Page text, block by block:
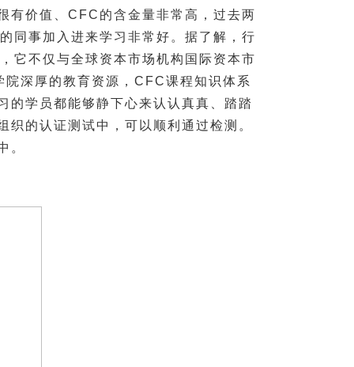
有价值、CFC的含金量非常高，过去两
同事加入进来学习非常好。据了解，行
它不仅与全球资本市场机构国际资本市
深厚的教育资源，CFC课程知识体系
的学员都能够静下心来认认真真、踏踏
的认证测试中，可以顺利通过检测。
。